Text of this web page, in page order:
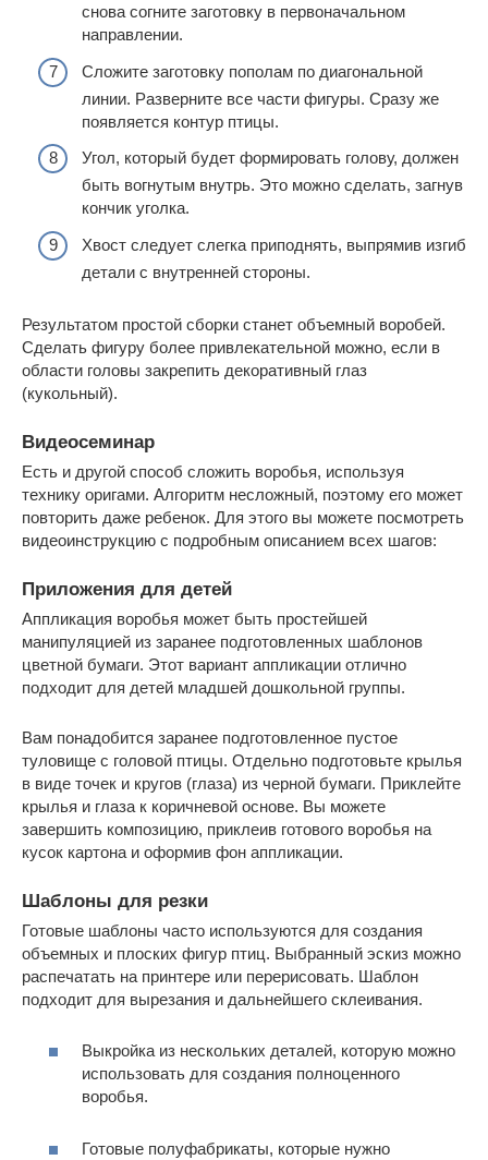
снова согните заготовку в первоначальном
направлении.
Сложите заготовку пополам по диагональной
линии. Разверните все части фигуры. Сразу же
появляется контур птицы.
Угол, который будет формировать голову, должен
быть вогнутым внутрь. Это можно сделать, загнув
кончик уголка.
Хвост следует слегка приподнять, выпрямив изгиб
детали с внутренней стороны.
Результатом простой сборки станет объемный воробей.
Сделать фигуру более привлекательной можно, если в
области головы закрепить декоративный глаз
(кукольный).
Видеосеминар
Есть и другой способ сложить воробья, используя
технику оригами. Алгоритм несложный, поэтому его может
повторить даже ребенок. Для этого вы можете посмотреть
видеоинструкцию с подробным описанием всех шагов:
Приложения для детей
Аппликация воробья может быть простейшей
манипуляцией из заранее подготовленных шаблонов
цветной бумаги. Этот вариант аппликации отлично
подходит для детей младшей дошкольной группы.
Вам понадобится заранее подготовленное пустое
туловище с головой птицы. Отдельно подготовьте крылья
в виде точек и кругов (глаза) из черной бумаги. Приклейте
крылья и глаза к коричневой основе. Вы можете
завершить композицию, приклеив готового воробья на
кусок картона и оформив фон аппликации.
Шаблоны для резки
Готовые шаблоны часто используются для создания
объемных и плоских фигур птиц. Выбранный эскиз можно
распечатать на принтере или перерисовать. Шаблон
подходит для вырезания и дальнейшего склеивания.
Выкройка из нескольких деталей, которую можно
использовать для создания полноценного
воробья.
Готовые полуфабрикаты, которые нужно